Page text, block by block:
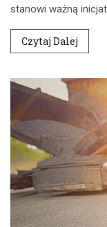
stanowi ważną
Czytaj Dalej